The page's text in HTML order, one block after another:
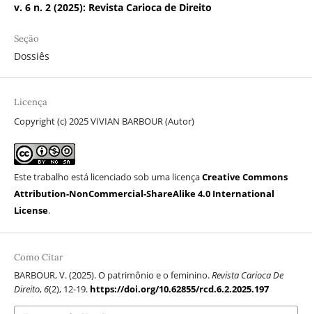
v. 6 n. 2 (2025): Revista Carioca de Direito
Seção
Dossiês
Licença
Copyright (c) 2025 VIVIAN BARBOUR (Autor)
Este trabalho está licenciado sob uma licençaCreative Commons
Attribution-NonCommercial-ShareAlike 4.0 International
License.
Como Citar
BARBOUR, V. (2025). O patrimônio e o feminino.Revista Carioca De
Direito,6(2), 12-19. https://doi.org/10.62855/rcd.6.2.2025.197